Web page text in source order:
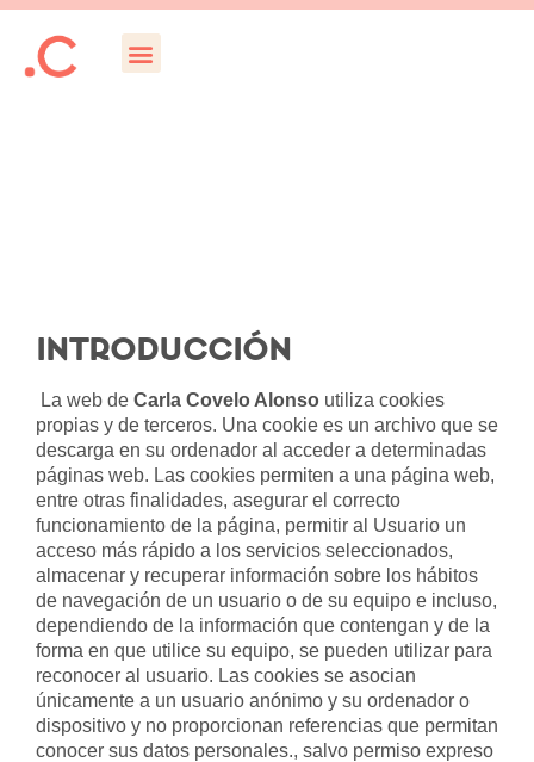
INTRODUCCIÓN
La web de Carla Covelo Alonso utiliza cookies
propias y de terceros. Una cookie es un archivo que se
descarga en su ordenador al acceder a determinadas
páginas web. Las cookies permiten a una página web,
entre otras finalidades, asegurar el correcto
funcionamiento de la página, permitir al Usuario un
acceso más rápido a los servicios seleccionados,
almacenar y recuperar información sobre los hábitos
de navegación de un usuario o de su equipo e incluso,
dependiendo de la información que contengan y de la
forma en que utilice su equipo, se pueden utilizar para
reconocer al usuario. Las cookies se asocian
únicamente a un usuario anónimo y su ordenador o
dispositivo y no proporcionan referencias que permitan
conocer sus datos personales., salvo permiso expreso